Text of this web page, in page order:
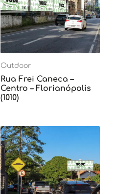
Outdoor
Rua Frei Caneca –
Centro – Florianópolis
(1010)